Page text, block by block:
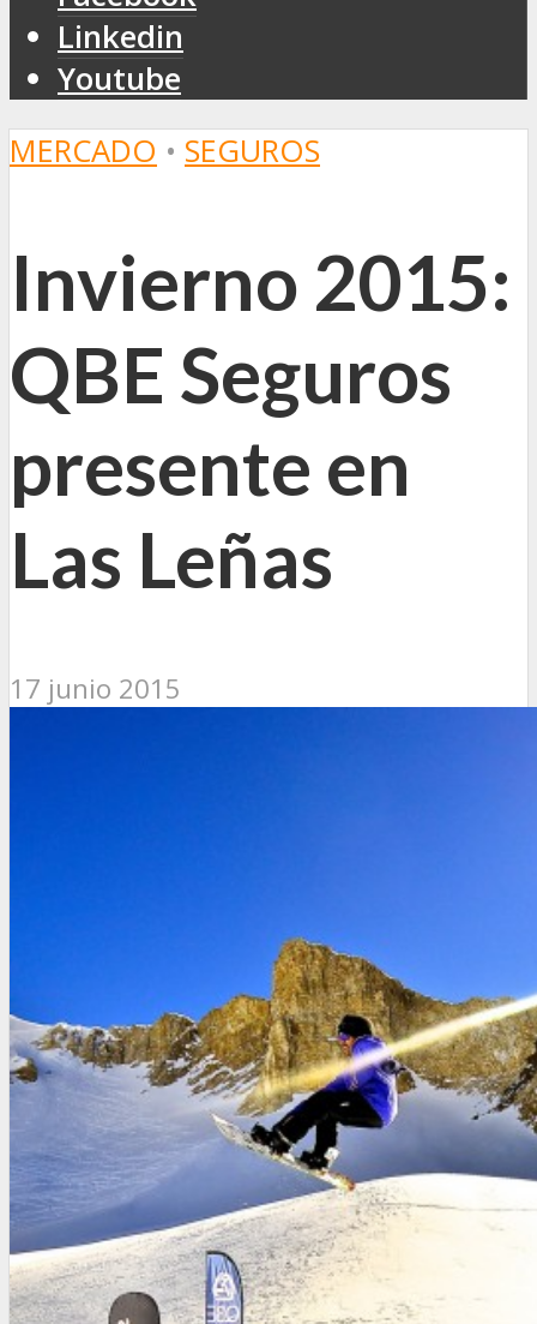
Linkedin
Youtube
MERCADO • SEGUROS
Invierno 2015:
QBE Seguros
presente en
Las Leñas
17 junio 2015